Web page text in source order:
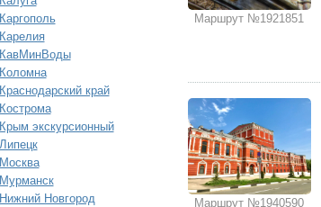
Каргополь
Карелия
КавМинВоды
Коломна
Краснодарский край
Кострома
Крым экскурсионный
Липецк
Москва
Мурманск
Нижний Новгород
Маршрут №1921851
Маршрут №1940590